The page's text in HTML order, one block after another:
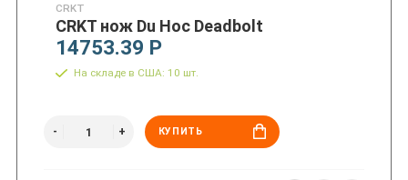
CRKT
CRKT нож Du Hoc Deadbolt
14753.39 Р
На складе в США: 10 шт.
КУПИТЬ